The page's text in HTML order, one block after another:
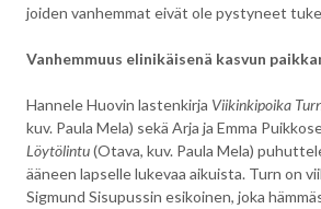
joiden vanhemmat eivät ole pystyneet
Vanhemmuus elinikäisenä kasvun
Hannele Huovin lastenkirja Viikinkipoika
kuv. Paula Mela) sekä Arja ja Emma
Löytölintu(Otava, kuv. Paula Mela)
ääneen lapselle lukevaa aikuista. Turn on
Sigmund Sisupussin esikoinen, joka